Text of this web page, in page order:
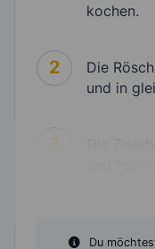
kochen.
2
Die
und in
Du